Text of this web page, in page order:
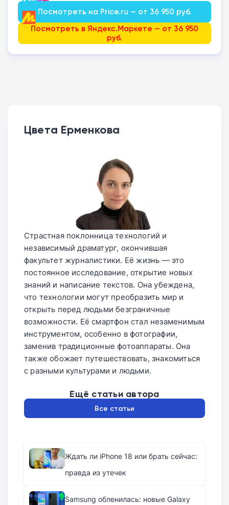
Посмотреть на Price.ru — от 36 950 руб.
Посмотреть в Яндекс.Маркете — от 36 950
руб.
Цвета Ерменкова
Страстная поклонница технологий и
независимый драматург, окончившая
факультет журналистики. Её жизнь — это
постоянное исследование, открытие новых
знаний и написание текстов. Она убеждена,
что технологии могут преобразить мир и
открыть перед людьми безграничные
возможности. Её смартфон стал незаменимым
инструментом, особенно в фотографии,
заменив традиционные фотоаппараты. Она
также обожает путешествовать, знакомиться
с разными культурами и людьми.
Ещё статьи автора
Все статьи
Ждать ли iPhone 18 или брать сейчас:
правда из утечек
Samsung обленилась: новые Galaxy